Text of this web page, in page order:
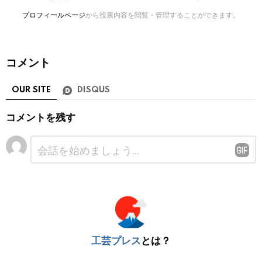
プロフィールページから投票内容を閲覧・管理することができます。
コメント
OUR SITE DISQUS
コメントを残す
工芸プレス とは？